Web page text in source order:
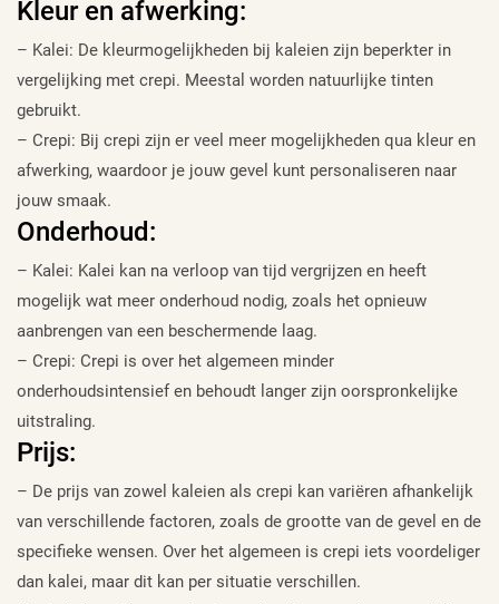
Kleur en afwerking:
– Kalei: De kleurmogelijkheden bij kaleien zijn beperkter in
vergelijking met crepi. Meestal worden natuurlijke tinten
gebruikt.
– Crepi: Bij crepi zijn er veel meer mogelijkheden qua kleur en
afwerking, waardoor je jouw gevel kunt personaliseren naar
jouw smaak.
Onderhoud:
– Kalei: Kalei kan na verloop van tijd vergrijzen en heeft
mogelijk wat meer onderhoud nodig, zoals het opnieuw
aanbrengen van een beschermende laag.
– Crepi: Crepi is over het algemeen minder
onderhoudsintensief en behoudt langer zijn oorspronkelijke
uitstraling.
Prijs:
– De prijs van zowel kaleien als crepi kan variëren afhankelijk
van verschillende factoren, zoals de grootte van de gevel en de
specifieke wensen. Over het algemeen is crepi iets voordeliger
dan kalei, maar dit kan per situatie verschillen.